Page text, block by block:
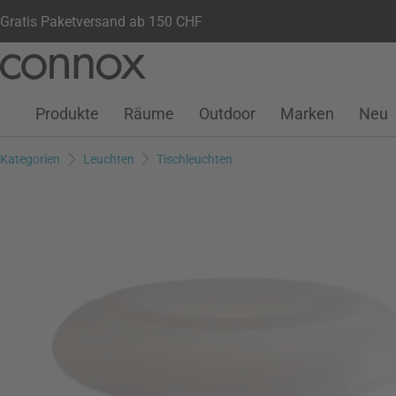
Gratis Paketversand ab 150 CHF
Seiteninhalt
Suchfeld
Kundenkonto
Wunschliste
Warenkorb
Produkte Räume Outdoor Marken Neu
Kategorien Leuchten Tischleuchten